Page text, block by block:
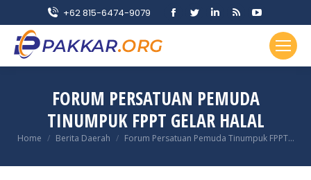
+62 815-6474-9079
Facebook
in
window
Twitter
in
window
Linkedin
in
window
Rss
opens
in
window
YouTube
page
opens
in
FORUM PERSATUAN PEMUDA
TINUMPUK FPPT GELAR HALAL
You are here:
Home Berita Daerah Forum Persatuan Pemuda Tinumpuk FPPT…